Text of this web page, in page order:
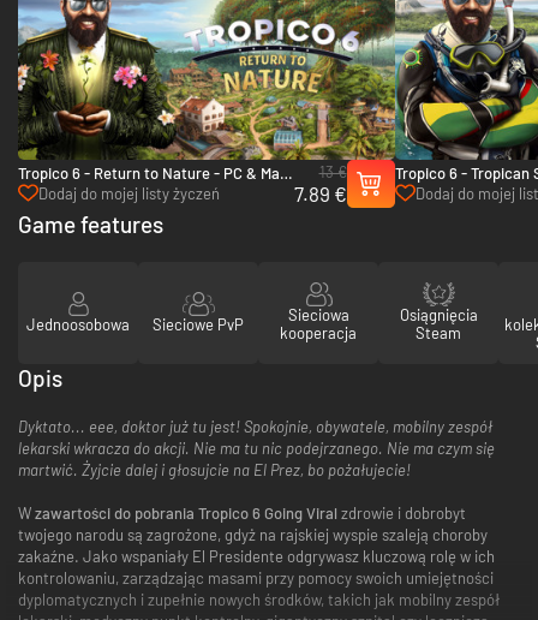
Tropico 6 - Return to Nature - PC & Mac
(Steam)
Dodaj do mojej listy życzeń
13 €
7.89 €
Tropico 6 - Tropican
(Steam)
Dodaj do mojej
Game features
Jednoosobowa Sieciowe PvP
Sieciowa
kooperacja
Osiągnięcia
Steam
Opis
Dyktato... eee, doktor już tu jest! Spokojnie, obywatele, mobilny zespół
lekarski wkracza do akcji. Nie ma tu nic podejrzanego. Nie ma czym się
martwić. Żyjcie dalej i głosujcie na El Prez, bo pożałujecie!
Wzawartości do pobrania Tropico 6 Going Viral zdrowie i dobrobyt
twojego narodu są zagrożone, gdyż na rajskiej wyspie szaleją choroby
zakaźne. Jako wspaniały El Presidente odgrywasz kluczową rolę w ich
kontrolowaniu, zarządzając masami przy pomocy swoich umiejętności
dyplomatycznych i zupełnie nowych środków, takich jak mobilny zespół